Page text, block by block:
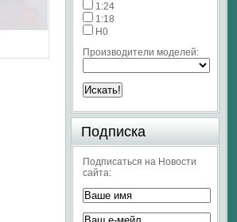
1:24
1:18
H0
Производители моделей:
Подписка
Подписаться на Новости
сайта: